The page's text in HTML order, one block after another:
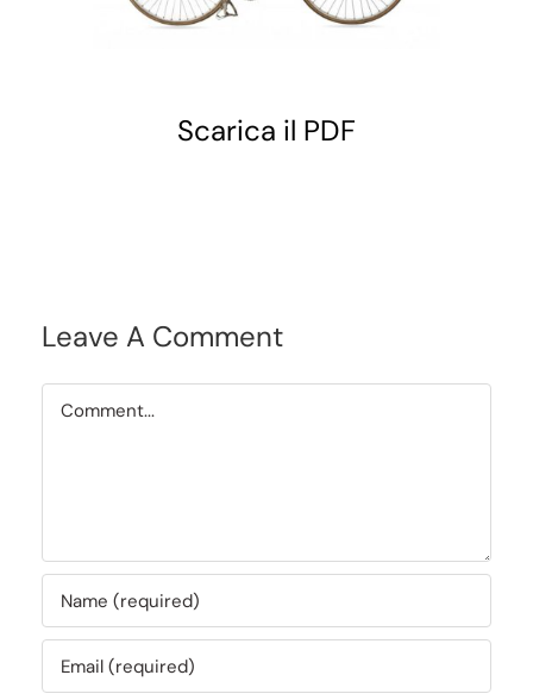
Scarica il PDF
Leave A Comment
Comment